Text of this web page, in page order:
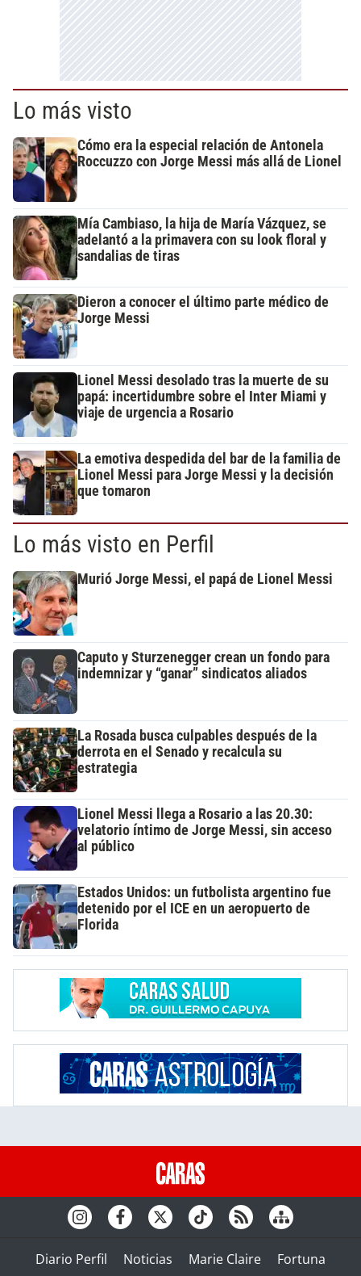
Lo más visto
Cómo era la especial relación de Antonela
Roccuzzo con Jorge Messi más allá de Lionel
Mía Cambiaso, la hija de María Vázquez, se
adelantó a la primavera con su look floral y
sandalias de tiras
Dieron a conocer el último parte médico de
Jorge Messi
Lionel Messi desolado tras la muerte de su
papá: incertidumbre sobre el Inter Miami y
viaje de urgencia a Rosario
La emotiva despedida del bar de la familia de
Lionel Messi para Jorge Messi y la decisión
que tomaron
Lo más visto en Perfil
Murió Jorge Messi, el papá de Lionel Messi
Caputo y Sturzenegger crean un fondo para
indemnizar y “ganar” sindicatos aliados
La Rosada busca culpables después de la
derrota en el Senado y recalcula su
estrategia
Lionel Messi llega a Rosario a las 20.30:
velatorio íntimo de Jorge Messi, sin acceso
al público
Estados Unidos: un futbolista argentino fue
detenido por el ICE en un aeropuerto de
Florida
Diario Perfil Noticias Marie Claire
Fortuna